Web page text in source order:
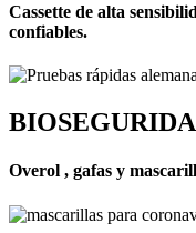
Cassette de alta
confiables.
Overol , gafas y